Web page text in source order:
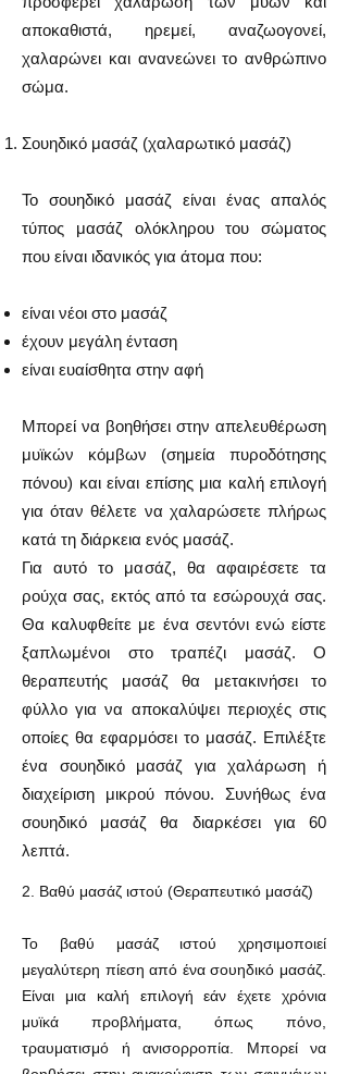
αποκαθιστά, ηρεμεί, αναζωογονεί,
χαλαρώνει και ανανεώνει το ανθρώπινο
σώμα.
Σουηδικό μασάζ (χαλαρωτικό μασάζ)
Το σουηδικό μασάζ είναι ένας απαλός
τύπος μασάζ ολόκληρου του σώματος
που είναι ιδανικός για άτομα που:
είναι νέοι στο μασάζ
έχουν μεγάλη ένταση
είναι ευαίσθητα στην αφή
Μπορεί να βοηθήσει στην απελευθέρωση
μυϊκών κόμβων (σημεία πυροδότησης
πόνου) και είναι επίσης μια καλή επιλογή
για όταν θέλετε να χαλαρώσετε πλήρως
κατά τη διάρκεια ενός μασάζ.
Για αυτό το μασάζ, θα αφαιρέσετε τα
ρούχα σας, εκτός από τα εσώρουχά σας.
Θα καλυφθείτε με ένα σεντόνι ενώ είστε
ξαπλωμένοι στο τραπέζι μασάζ. Ο
θεραπευτής μασάζ θα μετακινήσει το
φύλλο για να αποκαλύψει περιοχές στις
οποίες θα εφαρμόσει το μασάζ. Επιλέξτε
ένα σουηδικό μασάζ για χαλάρωση ή
διαχείριση μικρού πόνου. Συνήθως ένα
σουηδικό μασάζ θα διαρκέσει για 60
λεπτά.
2. Βαθύ μασάζ ιστού (Θεραπευτικό μασάζ)
Το βαθύ μασάζ ιστού χρησιμοποιεί
μεγαλύτερη πίεση από ένα σουηδικό μασάζ.
Είναι μια καλή επιλογή εάν έχετε χρόνια
μυϊκά προβλήματα, όπως πόνο,
τραυματισμό ή ανισορροπία. Μπορεί να